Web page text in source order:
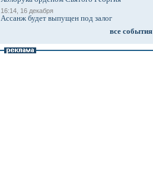
16:14, 16 декабря
Ассанж будет выпущен под залог
все события